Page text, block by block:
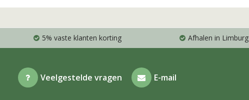
5% vaste klanten korting Afhalen in Limburg
Veelgestelde vragen E-mail